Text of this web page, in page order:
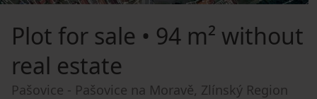
Plot for sale • 94 m² without
real estate
Pašovice - Pašovice na Moravě, Zlínský Region